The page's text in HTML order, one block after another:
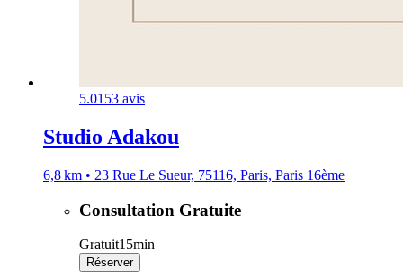
5.0153 avis
Studio Adakou
6,8 km • 23 Rue Le Sueur, 75116, Paris, Paris 16ème
Consultation Gratuite
Gratuit15min
Réserver